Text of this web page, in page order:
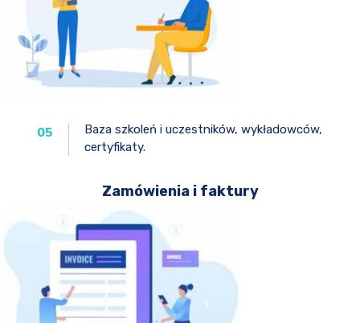
05
Baza szkoleń i uczestników, wykładowców,
certyfikaty.
Zamówienia i faktury